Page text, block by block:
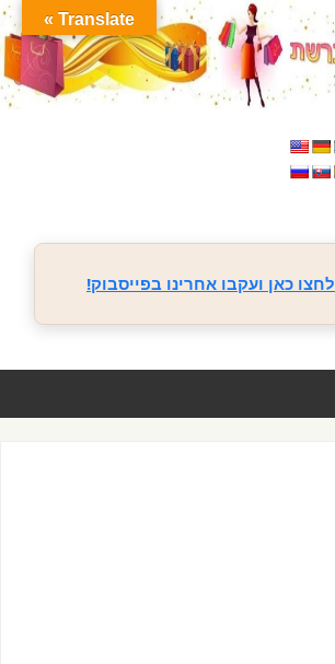
לחצו כאן ועקבו אחרינו בפייסבוק!
Translate »